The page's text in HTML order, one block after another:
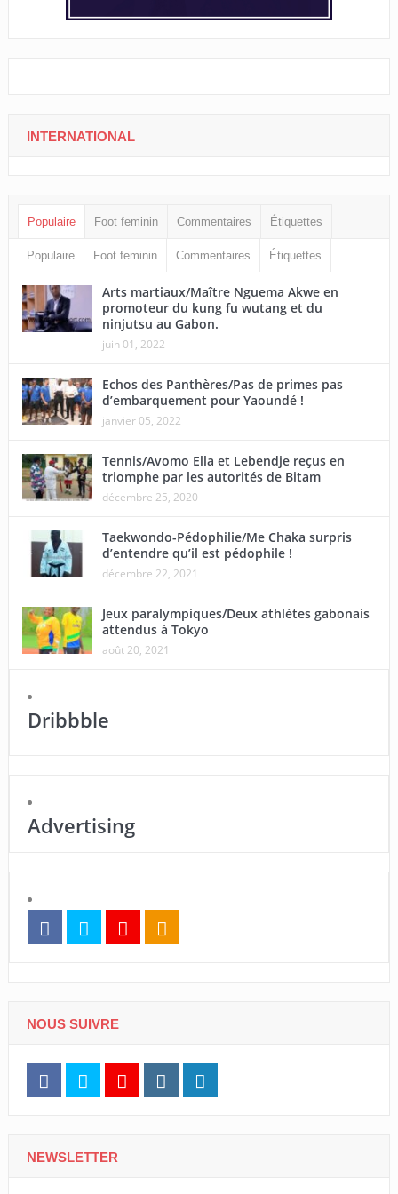
INTERNATIONAL
Populaire Foot feminin Commentaires Étiquettes
Populaire Foot feminin Commentaires Étiquettes
Arts martiaux/Maître Nguema Akwe en
promoteur du kung fu wutang et du
ninjutsu au Gabon.
juin 01, 2022
Echos des Panthères/Pas de primes pas
d’embarquement pour Yaoundé !
janvier 05, 2022
Tennis/Avomo Ella et Lebendje reçus en
triomphe par les autorités de Bitam
décembre 25, 2020
Taekwondo-Pédophilie/Me Chaka surpris
d’entendre qu’il est pédophile !
décembre 22, 2021
Jeux paralympiques/Deux athlètes gabonais
attendus à Tokyo
août 20, 2021
Dribbble
Advertising
NOUS SUIVRE
NEWSLETTER